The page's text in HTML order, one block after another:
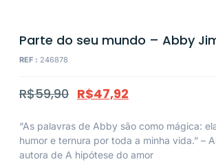
Parte do seu mundo – Abby
REF : 246878
R$59,90 R$47,92
“As palavras de Abby são como mágica:
humor e ternura por toda a minha vida.” –
autora de A hipótese do amor